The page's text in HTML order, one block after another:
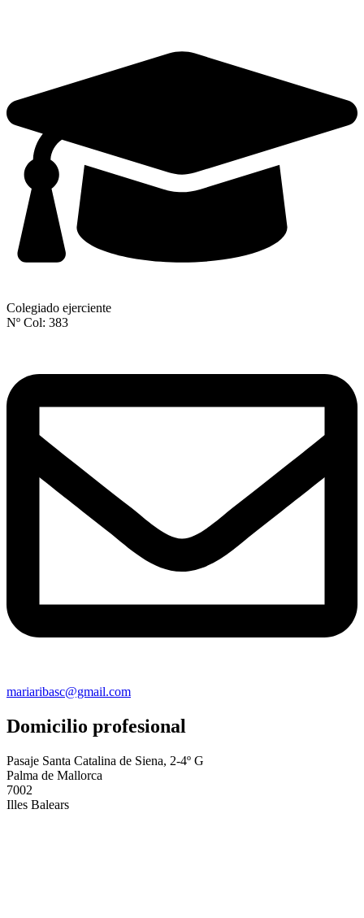
Colegiado ejerciente
Nº Col: 383
mariaribasc@gmail.com
Domicilio profesional
Pasaje Santa Catalina de Siena, 2-4º G
Palma de Mallorca
7002
Illes Balears